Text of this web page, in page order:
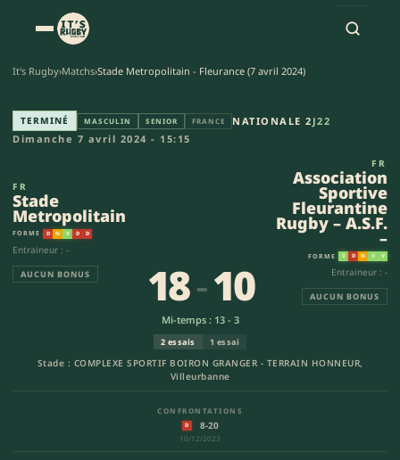
It's Rugby›Matchs›Stade Metropolitain - Fleurance (7 avril 2024)
Stade Metropolitain -
TERMINÉ MASCULIN SENIOR FRANCE NATIONALE 2 J22
Dimanche 7 avril 2024 - 15:15
FR
Stade
Metropolitain
FORME D N V D D
Entraineur : -
AUCUN BONUS
Stade : COMPLEXE SPORTIF BOIRON GRANGER - TERRAIN HONNEUR,
Villeurbanne
18-10
Mi-temps : 13 - 3
2 essais 1 essai
CONFRONTATIONS
D 8-20
10/12/2023
FR
Association
Sportive
Fleurantine
Rugby – A.S.F.
–
FORME V D N V V
Entraineur : -
AUCUN BONUS